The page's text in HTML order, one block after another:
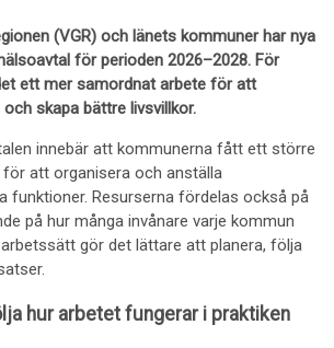
(VGR) och länets kommuner har nya
för perioden 2026–2028. För
ett mer samordnat arbete för att
skapa bättre livsvillkor.
innebär att kommunerna fått ett större
för att organisera och anställa
funktioner. Resurserna fördelas också på
på hur många invånare varje kommun
gör det lättare att planera, följa
hur arbetet fungerar i praktiken